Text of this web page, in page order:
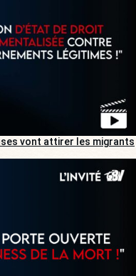
vont attirer les migrants